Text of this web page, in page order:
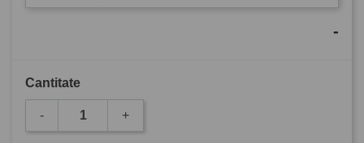
-
Cantitate
- +